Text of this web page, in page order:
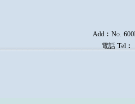
Add︰No.
電話 Tel︰